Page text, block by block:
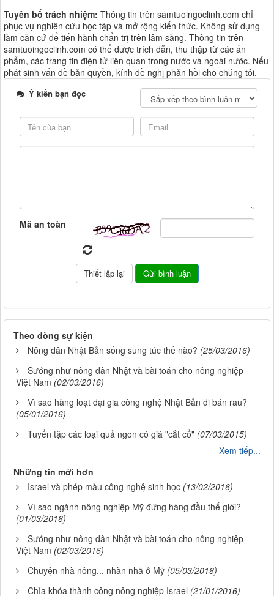
Tuyên bố trách nhiệm: Thông tin trên samtuoingoclinh.com chỉ
phục vụ nghiên cứu học tập và mở rộng kiến thức. Không sử dụng
làm căn cứ để tiến hành chẩn trị trên lâm sàng. Thông tin trên
samtuoingoclinh.com có thể được trích dẫn, thu thập từ các ấn
phẩm, các trang tin điện tử liên quan trong nước và ngoài nước. Nếu
phát sinh vấn đề bản quyền, kính đề nghị phản hồi cho chúng tôi.
Ý kiến bạn đọc
Mã an toàn
Theo dòng sự kiện
Nông dân Nhật Bản sống sung túc thế nào? (25/03/2016)
Sướng như nông dân Nhật và bài toán cho nông nghiệp
Việt Nam (02/03/2016)
Vì sao hàng loạt đại gia công nghệ Nhật Bản đi bán rau?
(05/01/2016)
Tuyển tập các loại quả ngon có giá "cắt cổ" (07/03/2015)
Xem tiếp...
Những tin mới hơn
Israel và phép màu công nghệ sinh học (13/02/2016)
Vì sao ngành nông nghiệp Mỹ đứng hàng đầu thế giới?
(01/03/2016)
Sướng như nông dân Nhật và bài toán cho nông nghiệp
Việt Nam (02/03/2016)
Chuyện nhà nông... nhàn nhã ở Mỹ (05/03/2016)
Chìa khóa thành công nông nghiệp Israel (21/01/2016)